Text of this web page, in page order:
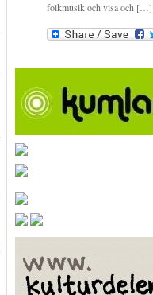
folkmusik och visa och […]